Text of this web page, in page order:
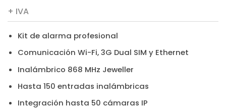
+ IVA
Kit de alarma profesional
Comunicación Wi-Fi, 3G Dual SIM y Ethernet
Inalámbrico 868 MHz Jeweller
Hasta 150 entradas inalámbricas
Integración hasta 50 cámaras IP